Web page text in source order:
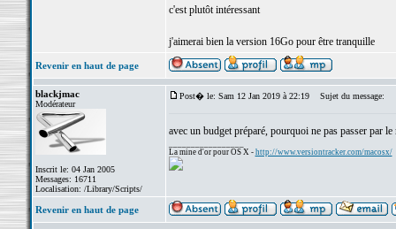
c'est plutôt intéressant
j'aimerai bien la version 16Go pour être tranquille
Revenir en haut de page
blackjmac
Modérateur
Inscrit le: 04 Jan 2005
Messages: 16711
Localisation: /Library/Scripts/
Post� le: Sam 12 Jan 2019 à 22:19 Sujet du message:
avec un budget préparé, pourquoi ne pas passer par le
La mine d'or pour OS X - http://www.versiontracker.com/macosx/
Revenir en haut de page